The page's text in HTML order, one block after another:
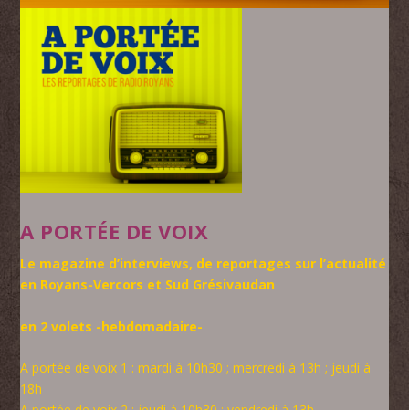
A PORTÉE DE VOIX
Le magazine d’interviews, de reportages sur l’actualité
en Royans-Vercors et Sud Grésivaudan
en 2 volets -hebdomadaire-
A portée de voix 1 : mardi à 10h30 ; mercredi à 13h ; jeudi à
18h